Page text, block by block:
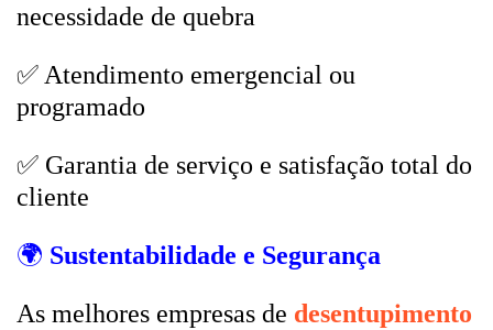
necessidade de quebra
✅ Atendimento emergencial ou
programado
✅ Garantia de serviço e satisfação total do
cliente
🌍 Sustentabilidade e Segurança
As melhores empresas de desentupimento